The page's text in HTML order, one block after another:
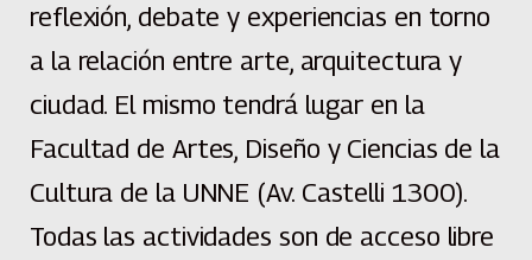
reflexión, debate y experiencias en torno
a la relación entre arte, arquitectura y
ciudad. El mismo tendrá lugar en la
Facultad de Artes, Diseño y Ciencias de la
Cultura de la UNNE (Av. Castelli 1300).
Todas las actividades son de acceso libre